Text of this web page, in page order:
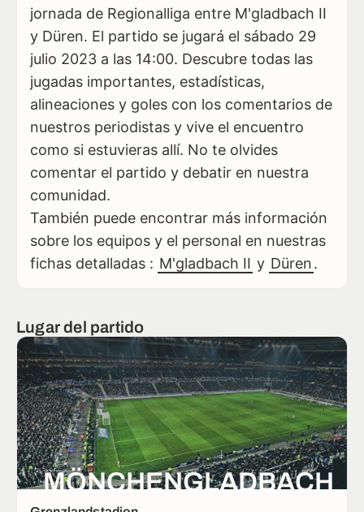
jornada de Regionalliga entre M'gladbach II
y Düren. El partido se jugará el sábado 29
julio 2023 a las 14:00. Descubre todas las
jugadas importantes, estadísticas,
alineaciones y goles con los comentarios de
nuestros periodistas y vive el encuentro
como si estuvieras allí. No te olvides
comentar el partido y debatir en nuestra
comunidad.
También puede encontrar más información
sobre los equipos y el personal en nuestras
fichas detalladas : M'gladbach II y Düren.
Lugar del partido
MÖNCHENGLADBACH